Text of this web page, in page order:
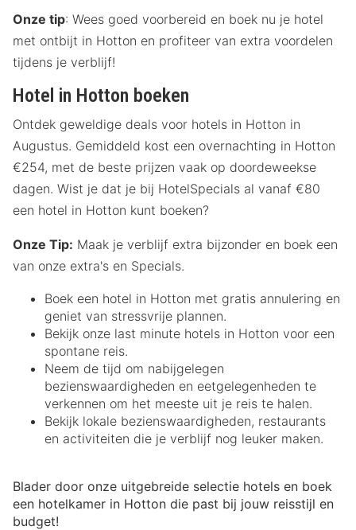
Onze tip: Wees goed voorbereid en boek nu je hotel
met ontbijt in Hotton en profiteer van extra voordelen
tijdens je verblijf!
Hotel in Hotton boeken
Ontdek geweldige deals voor hotels in Hotton in
Augustus. Gemiddeld kost een overnachting in Hotton
€254, met de beste prijzen vaak op doordeweekse
dagen. Wist je dat je bij HotelSpecials al vanaf €80
een hotel in Hotton kunt boeken?
Onze Tip: Maak je verblijf extra bijzonder en boek een
van onze extra's en Specials.
Boek een hotel in Hotton met gratis annulering en
geniet van stressvrije plannen.
Bekijk onze last minute hotels in Hotton voor een
spontane reis.
Neem de tijd om nabijgelegen
bezienswaardigheden en eetgelegenheden te
verkennen om het meeste uit je reis te halen.
Bekijk lokale bezienswaardigheden, restaurants
en activiteiten die je verblijf nog leuker maken.
Blader door onze uitgebreide selectie hotels en boek
een hotelkamer in Hotton die past bij jouw reisstijl en
budget!